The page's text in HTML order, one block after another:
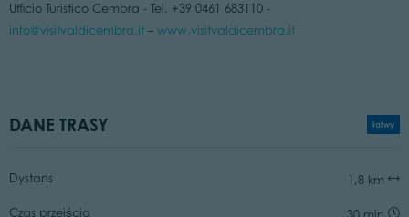
Ufficio Turistico Cembra - Tel. +39 0461 683110 -
info@visitvaldicembra.it– www.visitvaldicembra.it
DANE TRASY łatwy
Dystans 1,8 km
Czas przejścia